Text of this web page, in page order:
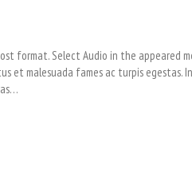
format. Select Audio in the appeared
et malesuada fames ac turpis egestas.